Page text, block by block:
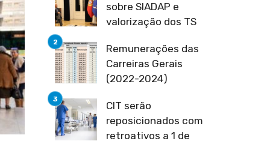
sobre SIADAP e
valorização dos TS
Remunerações das
Carreiras Gerais
(2022-2024)
CIT serão
reposicionados com
retroativos a 1 de